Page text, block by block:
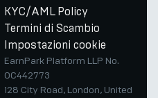
KYC/AML Policy
Termini di Scambio
Impostazioni cookie
EarnPark Platform LLP No.
OC442773
128 City Road, London, United